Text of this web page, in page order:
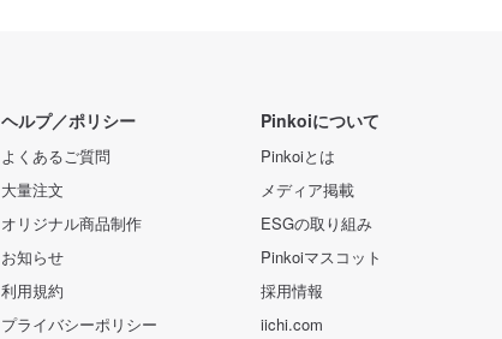
ヘルプ／ポリシー
よくあるご質問
大量注文
オリジナル商品制作
お知らせ
利用規約
プライバシーポリシー
Pinkoiについて
Pinkoiとは
メディア掲載
ESGの取り組み
Pinkoiマスコット
採用情報
iichi.com